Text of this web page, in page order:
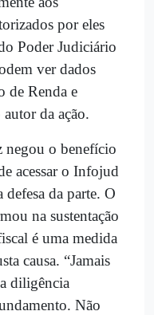
por eles
Poder Judiciário
ver dados
de Renda e
da ação.
negou o benefício
acessar o Infojud
da parte. O
na sustentação
é uma medida
causa. “Jamais
diligência
Não